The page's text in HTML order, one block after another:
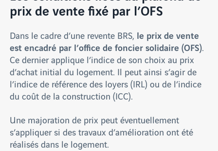
prix de vente fixé par l’OFS
Dans le cadre d’une revente BRS, le prix de vente
est encadré par l’office de foncier solidaire (OFS).
Ce dernier applique l’indice de son choix au prix
d’achat initial du logement. Il peut ainsi s’agir de
l’indice de référence des loyers (IRL) ou de l’indice
du coût de la construction (ICC).
Une majoration de prix peut éventuellement
s’appliquer si des travaux d’amélioration ont été
réalisés dans le logement.